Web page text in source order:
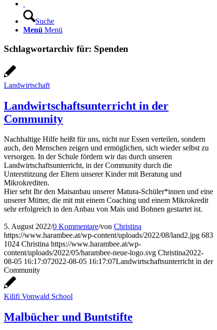
Suche
Menü Menü
Schlagwortarchiv für: Spenden
Landwirtschaft
Landwirtschaftsunterricht in der
Community
Nachhaltige Hilfe heißt für uns, nicht nur Essen verteilen, sondern
auch, den Menschen zeigen und ermöglichen, sich wieder selbst zu
versorgen. In der Schule fördern wir das durch unseren
Landwirtschaftsunterricht, in der Community durch die
Unterstützung der Eltern unserer Kinder mit Beratung und
Mikrokrediten.
Hier seht Ihr den Maisanbau unserer Matura-Schüler*innen und eine
unserer Mütter, die mit mit einem Coaching und einem Mikrokredit
sehr erfolgreich in den Anbau von Mais und Bohnen gestartet ist.
5. August 2022/0 Kommentare/von Christina
https://www.harambee.at/wp-content/uploads/2022/08/land2.jpg 683
1024 Christina https://www.harambee.at/wp-
content/uploads/2022/05/harambee-neue-logo.svg Christina2022-
08-05 16:17:072022-08-05 16:17:07Landwirtschaftsunterricht in der
Community
Kilifi Vonwald School
Malbücher und Buntstifte